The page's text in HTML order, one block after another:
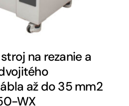
na rezanie a
až do 35 mm2
WX